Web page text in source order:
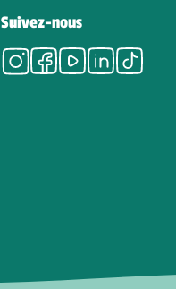
Suivez-nous
Instagram
Facebook
Youtube
LinkedIn
Tiktok